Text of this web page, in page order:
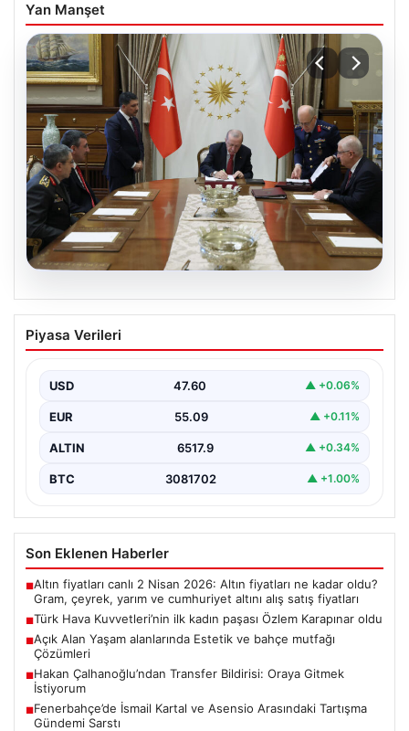
Yan Manşet
Türk Hava Kuvvetleri’nin ilk kadın
paşası Özlem Karapınar oldu
Özlem Karapınar İlk Kadın Paşa Oldu",…
Piyasa Verileri
USD 47.60 ▲ +0.06%
EUR 55.09 ▲ +0.11%
ALTIN 6517.9 ▲ +0.34%
BTC 3081702 ▲ +1.00%
Son Eklenen Haberler
■Altın fiyatları canlı 2 Nisan 2026: Altın fiyatları ne kadar oldu?
Gram, çeyrek, yarım ve cumhuriyet altını alış satış fiyatları
■Türk Hava Kuvvetleri’nin ilk kadın paşası Özlem Karapınar oldu
■Açık Alan Yaşam alanlarında Estetik ve bahçe mutfağı
Çözümleri
■Hakan Çalhanoğlu’ndan Transfer Bildirisi: Oraya Gitmek
İstiyorum
■Fenerbahçe’de İsmail Kartal ve Asensio Arasındaki Tartışma
Gündemi Sarstı